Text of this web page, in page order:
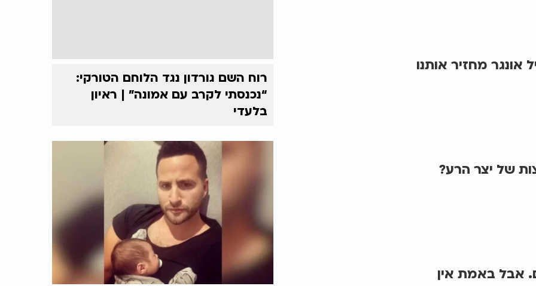
מחזיר אותנו
של יצר הרע?
אבל באמת אין
רוח השם גורדון נגד הלוחם הטורקי:
“נכנסתי לקרב עם אמונה” | ראיון
בלעדי